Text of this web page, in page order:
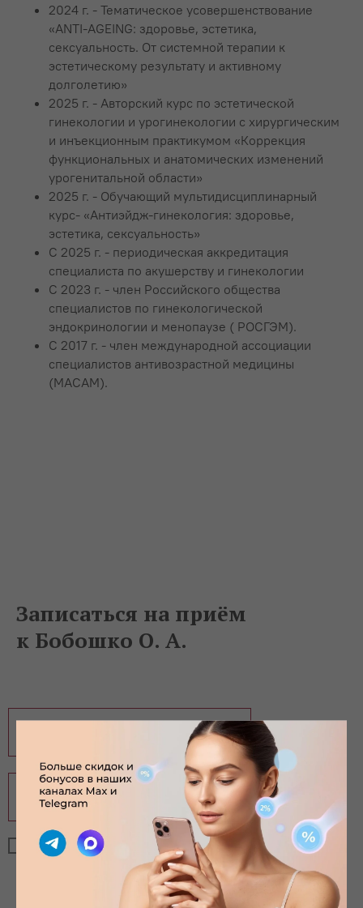
2024 г. - Тематическое усовершенствование
«ANTI-AGEING: здоровье, эстетика,
сексуальность. От системной терапии к
эстетическому результату и активному
долголетию»
2025 г. - Авторский курс по эстетической
гинекологии и урогинекологии с хирургическим
и инъекционным практикумом «Коррекция
функциональных и анатомических изменений
урогенитальной области»
2025 г. - Обучающий мультидисциплинарный
курс- «Антиэйдж-гинекология: здоровье,
эстетика, сексуальность»
С 2025 г. - периодическая аккредитация
специалиста по акушерству и гинекологии
С 2023 г. - член Российского общества
специалистов по гинекологической
эндокринологии и менопаузе ( РОСГЭМ).
С 2017 г. - член международной ассоциации
специалистов антивозрастной медицины
(МАСАМ).
Записаться на приём
к Бобошко О. А.
+7
Отправляя сообщение, я подтверждаю,
что ознакомлен и согласен сполитикой
конфиденциальностиданного сайта и даю
согласие на обработку персональных